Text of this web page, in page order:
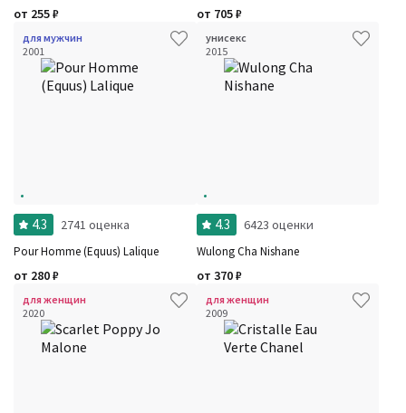
от 255₽ от 705₽
для мужчин
2001
4.3 2741 оценка
Pour Homme (Equus) Lalique
от 280₽
унисекс
2015
4.3 6423 оценки
Wulong Cha Nishane
от 370₽
для женщин
2020
для женщин
2009